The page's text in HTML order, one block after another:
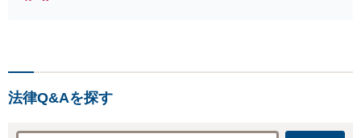
ご相談を。
法律Q&Aを探す